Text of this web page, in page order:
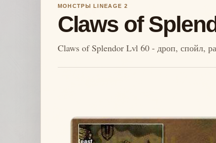
МОНСТРЫ LINEAGE 2
Claws of
Claws of Splendor Lvl 60 - дроп, спойл,